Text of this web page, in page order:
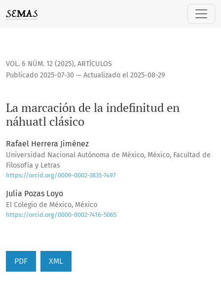
VOL. 6 NÚM. 12 (2025), ARTÍCULOS
La marcación de la indefinitud en
náhuatl clásico
Publicado 2025-07-30 — Actualizado el 2025-08-29
Rafael Herrera Jiménez
Universidad Nacional Autónoma de México, México, Facultad de
Filosofía y Letras
https://orcid.org/0009-0002-3835-7497
Julia Pozas Loyo
El Colegio de México, México
https://orcid.org/0000-0002-7416-5065
PDF XML